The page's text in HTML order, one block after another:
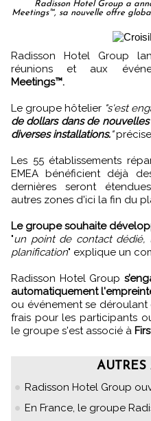
Radisson Hotel Group a
Meetings™, sa nouvelle offre
Radisson Hotel Group lance sa division dédiée aux
réunions et aux
Meetings™.
Le groupe hôtelier "s'est
de dollars dans de
diverses installations."
Les 55 établissements
EMEA bénéficient déjà
dernières seront
autres zones d'ici la fin du
Le groupe souhaite
"un point de contact dédié,
planification" explique un
Radisson Hotel Group
automatiquement
ou événement se déroulant
frais pour les participants
le groupe s'est associé à
AUTRES
Radisson Hotel Group
En France, le groupe